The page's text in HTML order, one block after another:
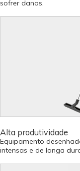
sofrer danos.
Alta produtividade
Equipamento
intensas e de longa